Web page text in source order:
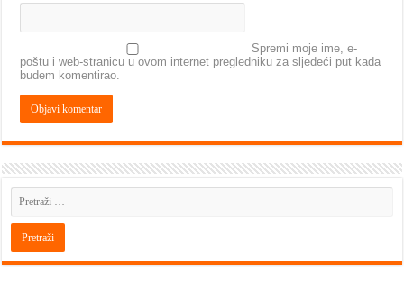
Spremi moje ime, e-
poštu i web-stranicu u ovom internet pregledniku za sljedeći put kada
budem komentirao.